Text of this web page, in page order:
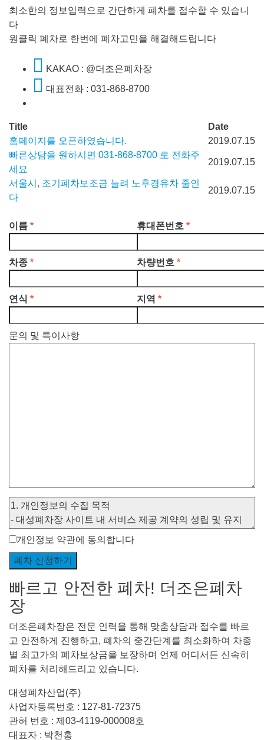
최소한의 정보입력으로 간단하게 폐차를 접수할 수 있습니
다
원클릭 폐차로 한번에 폐차고민을 해결해드립니다
KAKAO : @더조은폐차장
대표전화 : 031-868-8700
Title
Date
홈페이지를 오픈하였습니다.
2019.07.15
빠른상담을 원하시면 031-868-8700 로 전화주
세요
2019.07.15
서울시, 조기폐차보조금 늘려 노후경유차 줄인
다
2019.07.15
이름 * 휴대폰번호*
차종 * 차량번호*
연식 * 지역*
문의 및 특이사항
개인정보 약관에 동의합니다
빠르고 안전한 폐차! 더조은폐차
장
더조은폐차장은 전문 인력을 통해 맞춤상담과 접수를 빠르
고 안전하게 진행하고, 폐차의 중간단계를 최소화하여 차종
별 최고가의 폐차보상금을 보장하며 언제 어디서든 신속히
폐차를 처리해드리고 있습니다.
대성폐차산업(주)
사업자등록번호 : 127-81-72375
관허 번호 : 제03-4119-000008호
대표자 : 박천홍